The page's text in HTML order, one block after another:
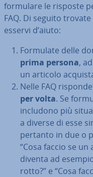
formulare le risposte
FAQ. Di seguito
esservi d’aiuto:
Formulate delle
prima persona,
un articolo
Nelle FAQ
per volta. Se
includono più
a diverse di esse
pertanto in due o
“Cosa faccio se
diventa ad
rotto?” e “Cosa